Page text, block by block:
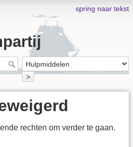
spring naar tekst
>
rechten om verder te gaan.